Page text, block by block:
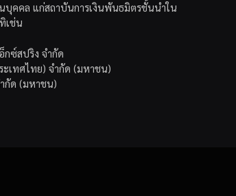
บุคคล แก่สถาบันการเงินพันธมิตรชั้นนำใน
เช่น
กซ์สปริง จำกัด
เทศไทย) จำกัด (มหาชน)
กัด (มหาชน)